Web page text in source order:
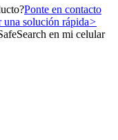
Ponte en contacto
una solución rápida>
en mi celular